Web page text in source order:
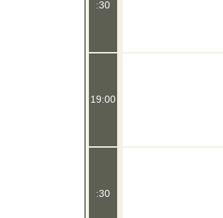
:30
19:00
:30